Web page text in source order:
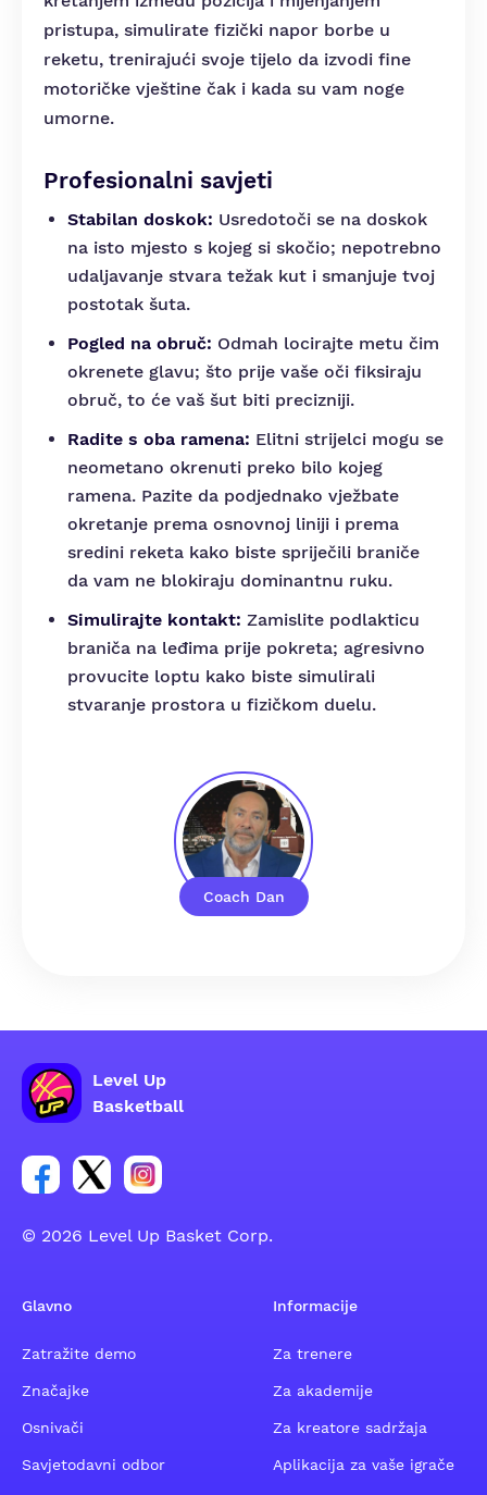
Coach Dan
pristupa, simulirate fizički napor borbe u
reketu, trenirajući svoje tijelo da izvodi fine
motoričke vještine čak i kada su vam noge
umorne.
Profesionalni savjeti
Stabilan doskok: Usredotoči se na doskok
na isto mjesto s kojeg si skočio; nepotrebno
udaljavanje stvara težak kut i smanjuje tvoj
postotak šuta.
Pogled na obruč: Odmah locirajte metu čim
okrenete glavu; što prije vaše oči fiksiraju
obruč, to će vaš šut biti precizniji.
Radite s oba ramena: Elitni strijelci mogu se
neometano okrenuti preko bilo kojeg
ramena. Pazite da podjednako vježbate
okretanje prema osnovnoj liniji i prema
sredini reketa kako biste spriječili braniče
da vam ne blokiraju dominantnu ruku.
Simulirajte kontakt: Zamislite podlakticu
braniča na leđima prije pokreta; agresivno
provucite loptu kako biste simulirali
stvaranje prostora u fizičkom duelu.
Level Up
Basketball
Poveznica za Facebook grupu
Poveznica za Twitter grupu
Poveznica za Instagram grupu
© 2026 Level Up Basket Corp.
Glavno
Zatražite demo
Značajke
Osnivači
Savjetodavni odbor
Informacije
Za trenere
Za akademije
Za kreatore sadržaja
Aplikacija za vaše igrače